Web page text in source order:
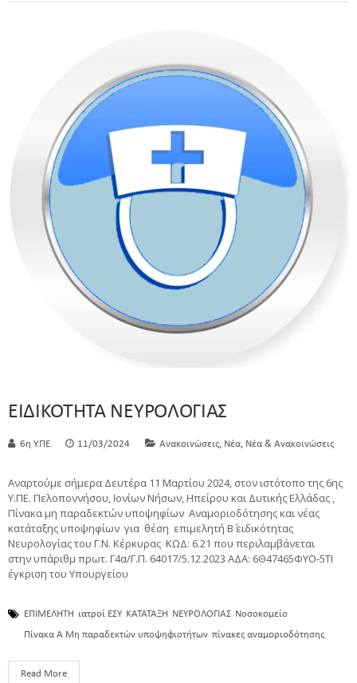
ΕΙΔΙΚΟΤΗΤΑ ΝΕΥΡΟΛΟΓΙΑΣ
6η Υ.ΠΕ. 11/03/2024 Ανακοινώσεις, Νέα, Νέα & Ανακοινώσεις
Αναρτούμε σήμερα Δευτέρα 11 Μαρτίου 2024, στον ιστότοπο της 6ης
Υ.ΠΕ. Πελοποννήσου, Ιονίων Νήσων, Ηπείρου και Δυτικής Ελλάδας ,
Πίνακα μη παραδεκτών υποψηφίων Αναμοριοδότησης και νέας
κατάταξης υποψηφίων για θέση επιμελητή Β΄ ειδικότητας
Νευρολογίας του Γ.Ν. Κέρκυρας ΚΩΔ: 6.21 που περιλαμβάνεται
στην υπ΄αριθμ πρωτ. Γ4α/Γ.Π. 64017/5.12.2023 ΑΔΑ: 6Θ47465ΦΥΟ-5ΤΙ
έγκριση του Υπουργείου
ΕΠΙΜΕΛΗΤΗ ιατροί ΕΣΥ ΚΑΤΑΤΑΞΗ ΝΕΥΡΟΛΟΓΙΑΣ Νοσοκομείο
Πίνακα Α Μη παραδεκτών υποψηφιοτήτων πίνακες αναμοριοδότησης
Read More